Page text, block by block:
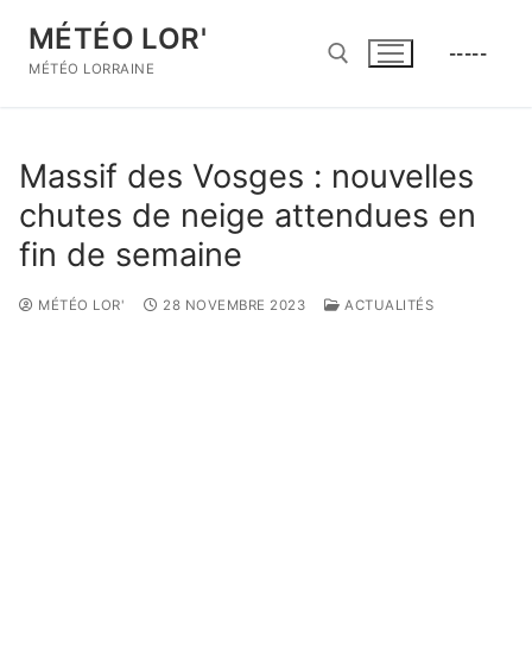
contenu
MÉTÉO LOR'
MÉTÉO LORRAINE
-----
Massif des Vosges : nouvelles
chutes de neige attendues en
fin de semaine
MÉTÉO LOR' 28 NOVEMBRE 2023 ACTUALITÉS